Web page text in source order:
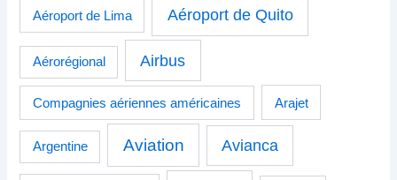
Aéroport de Lima Aéroport de Quito
Aérorégional Airbus
Compagnies aériennes américaines Arajet
Argentine Aviation Avianca